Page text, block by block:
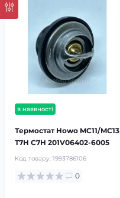
в наявності
Термостат Howo MC11/MC13
T7H C7H 201V06402-6005
Код товару: 1993786106
0